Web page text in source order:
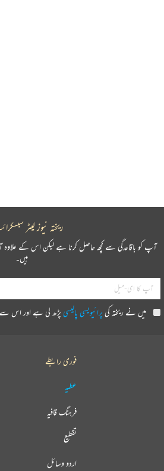
ریختہ نیوز لیٹر
آپ کو باقاعدگی سے کچھ حاصل کرنا ہے لیکن اس کے
ہیں۔
میں نے ریختہ کی پرائیویسی پالیسی پڑھ لی ہے اور اس
فوری رابطے
عطیہ
فرہنگ قافیہ
تقطیع
اردو وسائل